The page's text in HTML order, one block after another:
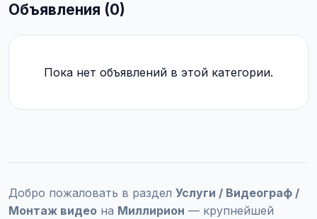
Объявления (0)
Пока нет объявлений в этой категории.
Добро пожаловать в раздел Услуги / Видеограф /
Монтаж видео на Миллирион — крупнейшей